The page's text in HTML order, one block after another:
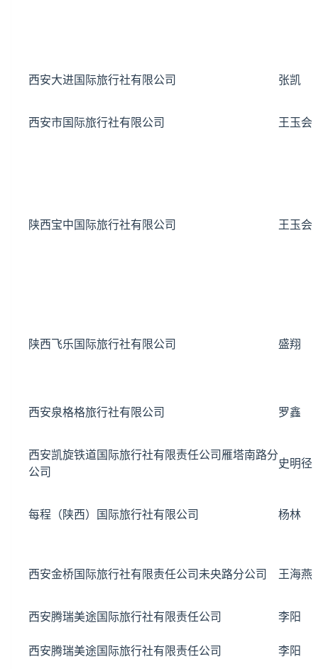
西安大进国际旅行社有限公司 张凯
西安市国际旅行社有限公司 王玉会
陕西宝中国际旅行社有限公司 王玉会
陕西飞乐国际旅行社有限公司 盛翔
西安泉格格旅行社有限公司 罗鑫
西安凯旋铁道国际旅行社有限责任公司雁塔南路分
公司
史明径
每程（陕西）国际旅行社有限公司 杨林
西安金桥国际旅行社有限责任公司未央路分公司 王海燕
西安腾瑞美途国际旅行社有限责任公司 李阳
西安腾瑞美途国际旅行社有限责任公司 李阳